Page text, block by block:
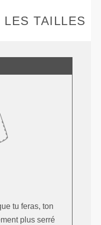
TAILLES
tu feras, ton
plus serré